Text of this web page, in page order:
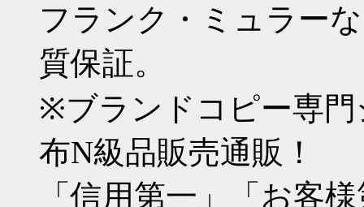
フランク・ミュラー
質保証。
※ブランドコピー専
布N級品販売通販！
「信用第一」「お客